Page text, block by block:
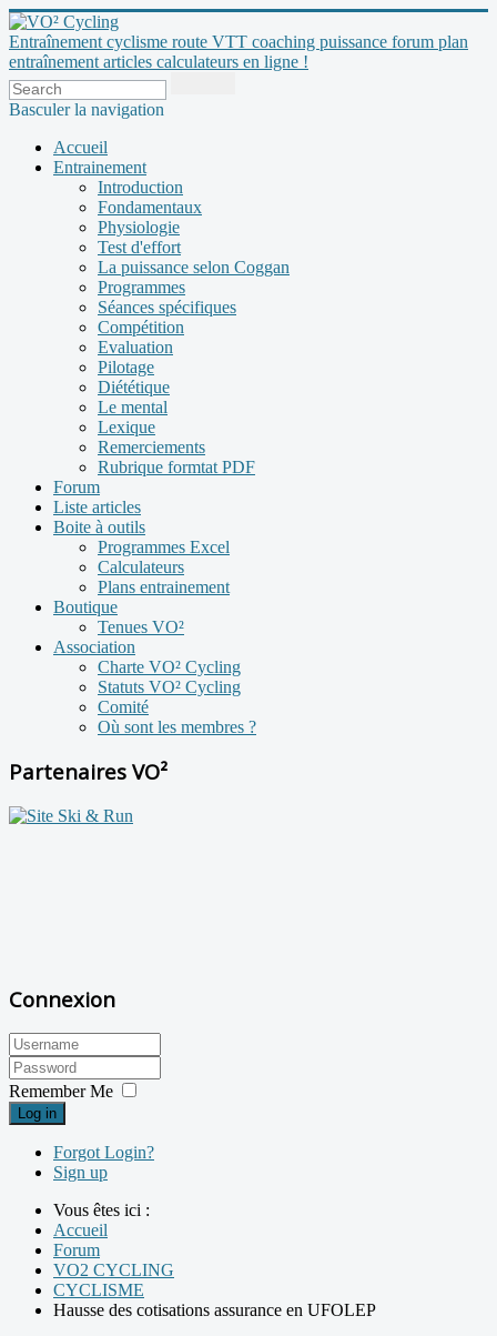
Entraînement cyclisme route VTT coaching puissance forum plan
entraînement articles calculateurs en ligne !
Basculer la navigation
Accueil
Entrainement
Introduction
Fondamentaux
Physiologie
Test d'effort
La puissance selon Coggan
Programmes
Séances spécifiques
Compétition
Evaluation
Pilotage
Diététique
Le mental
Lexique
Remerciements
Rubrique formtat PDF
Forum
Liste articles
Boite à outils
Programmes Excel
Calculateurs
Plans entrainement
Boutique
Tenues VO²
Association
Charte VO² Cycling
Statuts VO² Cycling
Comité
Où sont les membres ?
Partenaires VO²
Connexion
Remember Me
Log in
Forgot Login?
Sign up
Vous êtes ici :
Accueil
Forum
VO2 CYCLING
CYCLISME
Hausse des cotisations assurance en UFOLEP